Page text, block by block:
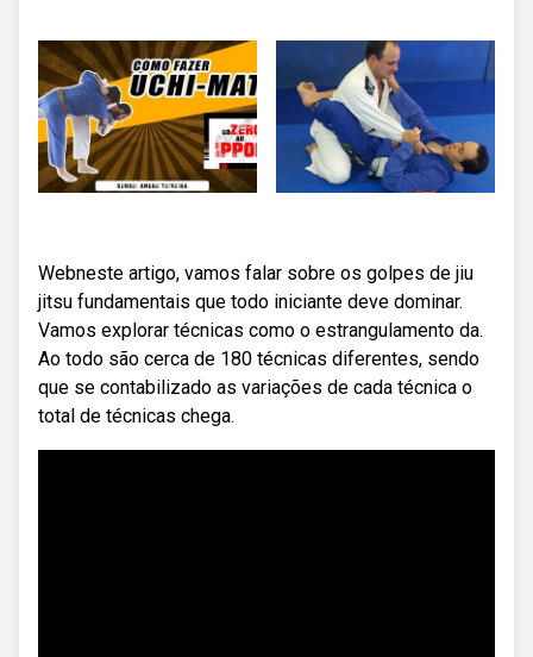
Webneste artigo, vamos falar sobre os golpes de jiu
jitsu fundamentais que todo iniciante deve dominar.
Vamos explorar técnicas como o estrangulamento da.
Ao todo são cerca de 180 técnicas diferentes, sendo
que se contabilizado as variações de cada técnica o
total de técnicas chega.